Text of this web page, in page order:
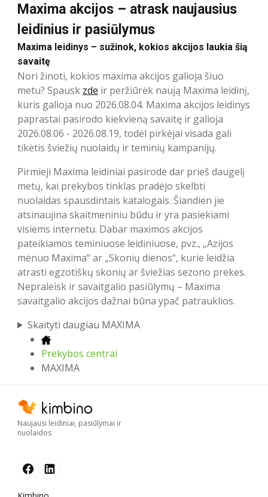
Maxima akcijos – atrask naujausius
leidinius ir pasiūlymus
Maxima leidinys – sužinok, kokios akcijos laukia šią
savaitę
Nori žinoti, kokios maxima akcijos galioja šiuo
metu? Spausk zde ir peržiūrėk naują Maxima leidinį,
kuris galioja nuo 2026.08.04. Maxima akcijos leidinys
paprastai pasirodo kiekvieną savaitę ir galioja
2026.08.06 - 2026.08.19, todėl pirkėjai visada gali
tikėtis šviežių nuolaidų ir teminių kampanijų.
Pirmieji Maxima leidiniai pasirodė dar prieš daugelį
metų, kai prekybos tinklas pradėjo skelbti
nuolaidas spausdintais katalogais. Šiandien jie
atsinaujina skaitmeniniu būdu ir yra pasiekiami
visiems internetu. Dabar maximos akcijos
pateikiamos teminiuose leidiniuose, pvz., „Azijos
mėnuo Maxima“ ar „Skonių dienos“, kurie leidžia
atrasti egzotiškų skonių ar šviežias sezono prekes.
Nepraleisk ir savaitgalio pasiūlymų – Maxima
savaitgalio akcijos dažnai būna ypač patrauklios.
Skaityti daugiau MAXIMA
Prekybos centrai
MAXIMA
Naujausi leidiniai, pasiūlymai ir
nuolaidos